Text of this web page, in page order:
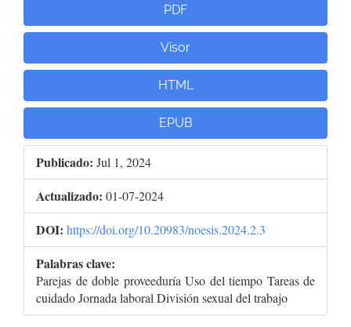
PDF
Visor
HTML
EPUB
Publicado: Jul 1, 2024
Actualizado: 01-07-2024
DOI: https://doi.org/10.20983/noesis.2024.2.3
Palabras clave:
Parejas de doble proveeduría Uso del tiempo Tareas de
cuidado Jornada laboral División sexual del trabajo